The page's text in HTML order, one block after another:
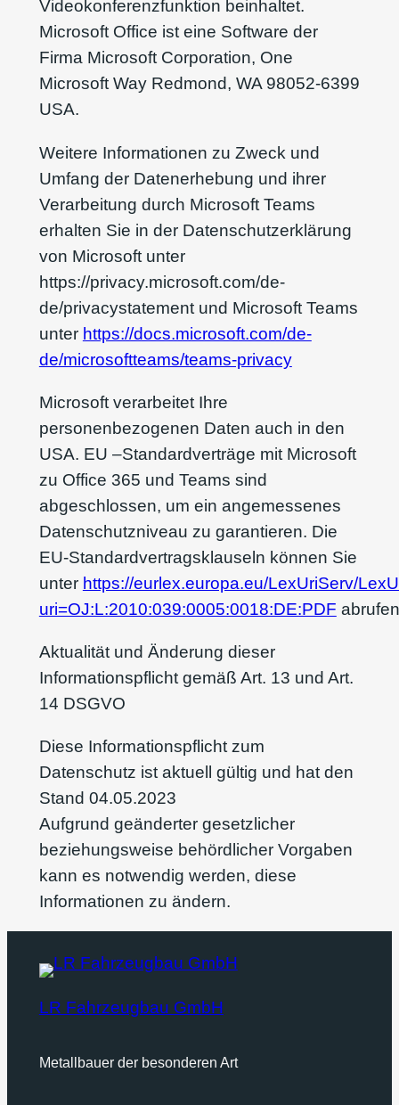
Videokonferenzfunktion beinhaltet.
Microsoft Office ist eine Software der
Firma Microsoft Corporation, One
Microsoft Way Redmond, WA 98052-6399
USA.
Weitere Informationen zu Zweck und
Umfang der Datenerhebung und ihrer
Verarbeitung durch Microsoft Teams
erhalten Sie in der Datenschutzerklärung
von Microsoft unter
https://privacy.microsoft.com/de-
de/privacystatement und Microsoft Teams
unter https://docs.microsoft.com/de-
de/microsoftteams/teams-privacy
Microsoft verarbeitet Ihre
personenbezogenen Daten auch in den
USA. EU –Standardverträge mit Microsoft
zu Office 365 und Teams sind
abgeschlossen, um ein angemessenes
Datenschutzniveau zu garantieren. Die
EU-Standardvertragsklauseln können Sie
unter https://eurlex.europa.eu/LexUriServ/
uri=OJ:L:2010:039:0005:0018:DE:PDF
Aktualität und Änderung dieser
Informationspflicht gemäß Art. 13 und Art.
14 DSGVO
Diese Informationspflicht zum
Datenschutz ist aktuell gültig und hat den
Stand 04.05.2023
Aufgrund geänderter gesetzlicher
beziehungsweise behördlicher Vorgaben
kann es notwendig werden, diese
Informationen zu ändern.
LR Fahrzeugbau GmbH
Metallbauer der besonderen Art